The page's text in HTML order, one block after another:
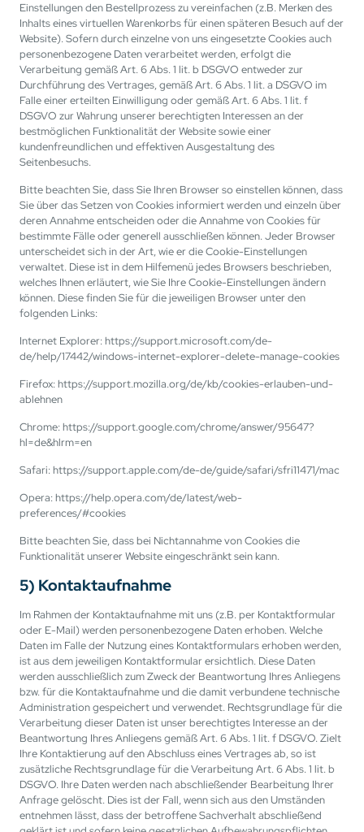
Einstellungen den Bestellprozess zu vereinfachen (z.B. Merken des
Inhalts eines virtuellen Warenkorbs für einen späteren Besuch auf der
Website). Sofern durch einzelne von uns eingesetzte Cookies auch
personenbezogene Daten verarbeitet werden, erfolgt die
Verarbeitung gemäß Art. 6 Abs. 1 lit. b DSGVO entweder zur
Durchführung des Vertrages, gemäß Art. 6 Abs. 1 lit. a DSGVO im
Falle einer erteilten Einwilligung oder gemäß Art. 6 Abs. 1 lit. f
DSGVO zur Wahrung unserer berechtigten Interessen an der
bestmöglichen Funktionalität der Website sowie einer
kundenfreundlichen und effektiven Ausgestaltung des
Seitenbesuchs.
Bitte beachten Sie, dass Sie Ihren Browser so einstellen können, dass
Sie über das Setzen von Cookies informiert werden und einzeln über
deren Annahme entscheiden oder die Annahme von Cookies für
bestimmte Fälle oder generell ausschließen können. Jeder Browser
unterscheidet sich in der Art, wie er die Cookie-Einstellungen
verwaltet. Diese ist in dem Hilfemenü jedes Browsers beschrieben,
welches Ihnen erläutert, wie Sie Ihre Cookie-Einstellungen ändern
können. Diese finden Sie für die jeweiligen Browser unter den
folgenden Links:
Internet Explorer: https://support.microsoft.com/de-
de/help/17442/windows-internet-explorer-delete-manage-cookies
Firefox: https://support.mozilla.org/de/kb/cookies-erlauben-und-
ablehnen
Chrome: https://support.google.com/chrome/answer/95647?
hl=de&hlrm=en
Safari: https://support.apple.com/de-de/guide/safari/sfri11471/mac
Opera: https://help.opera.com/de/latest/web-
preferences/#cookies
Bitte beachten Sie, dass bei Nichtannahme von Cookies die
Funktionalität unserer Website eingeschränkt sein kann.
5) Kontaktaufnahme
Im Rahmen der Kontaktaufnahme mit uns (z.B. per Kontaktformular
oder E-Mail) werden personenbezogene Daten erhoben. Welche
Daten im Falle der Nutzung eines Kontaktformulars erhoben werden,
ist aus dem jeweiligen Kontaktformular ersichtlich. Diese Daten
werden ausschließlich zum Zweck der Beantwortung Ihres Anliegens
bzw. für die Kontaktaufnahme und die damit verbundene technische
Administration gespeichert und verwendet. Rechtsgrundlage für die
Verarbeitung dieser Daten ist unser berechtigtes Interesse an der
Beantwortung Ihres Anliegens gemäß Art. 6 Abs. 1 lit. f DSGVO. Zielt
Ihre Kontaktierung auf den Abschluss eines Vertrages ab, so ist
zusätzliche Rechtsgrundlage für die Verarbeitung Art. 6 Abs. 1 lit. b
DSGVO. Ihre Daten werden nach abschließender Bearbeitung Ihrer
Anfrage gelöscht. Dies ist der Fall, wenn sich aus den Umständen
entnehmen lässt, dass der betroffene Sachverhalt abschließend